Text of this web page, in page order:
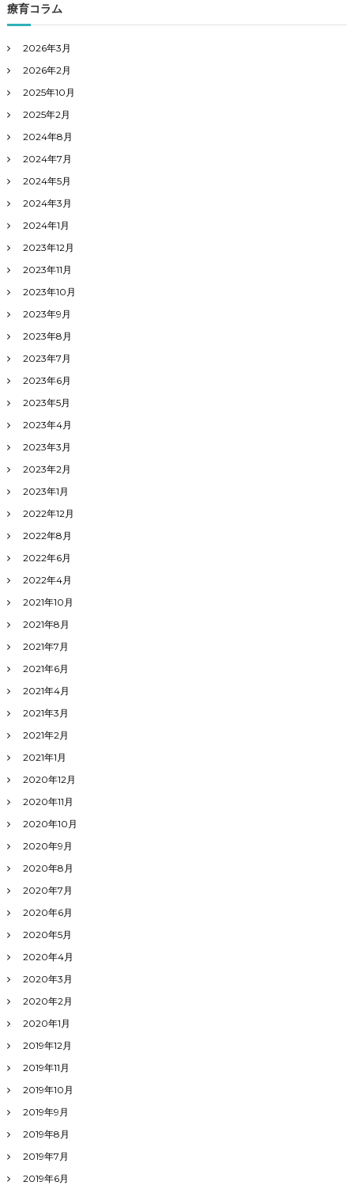
象
:
療育コラム
2026年3月
2026年2月
2025年10月
2025年2月
2024年8月
2024年7月
2024年5月
2024年3月
2024年1月
2023年12月
2023年11月
2023年10月
2023年9月
2023年8月
2023年7月
2023年6月
2023年5月
2023年4月
2023年3月
2023年2月
2023年1月
2022年12月
2022年8月
2022年6月
2022年4月
2021年10月
2021年8月
2021年7月
2021年6月
2021年4月
2021年3月
2021年2月
2021年1月
2020年12月
2020年11月
2020年10月
2020年9月
2020年8月
2020年7月
2020年6月
2020年5月
2020年4月
2020年3月
2020年2月
2020年1月
2019年12月
2019年11月
2019年10月
2019年9月
2019年8月
2019年7月
2019年6月